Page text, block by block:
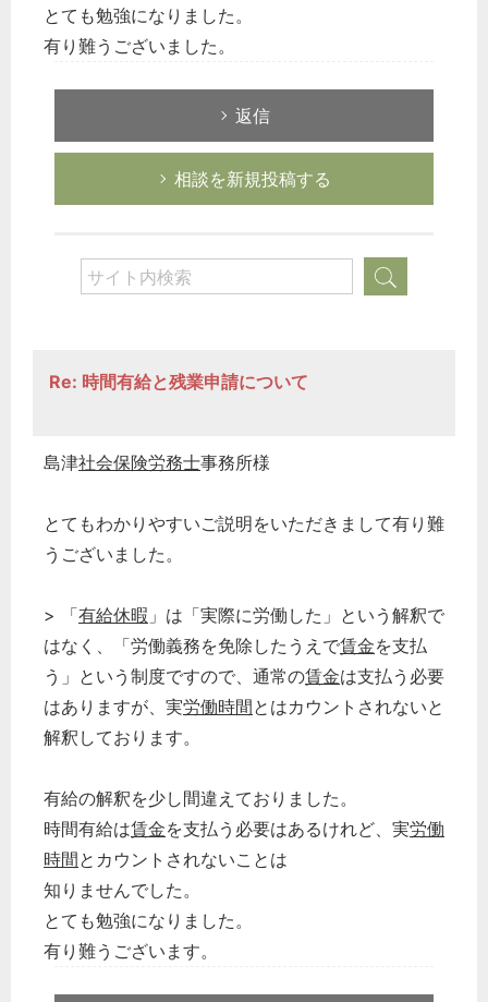
とても勉強になりました。
有り難うございました。
返信
相談を新規投稿する
Re: 時間有給と残業申請について
島津社会保険労務士事務所様
とてもわかりやすいご説明をいただきまして有り難
うございました。
> 「有給休暇 」は「実際に労働した」という解釈で
はなく、「労働義務を免除したうえで賃金を支払
う」という制度ですので、通常の賃金は支払う必要
はありますが、実労働時間とはカウントされないと
解釈しております。
有給の解釈を少し間違えておりました。
時間有給は賃金を支払う必要はあるけれど、実労働
時間とカウントされないことは
知りませんでした。
とても勉強になりました。
有り難うございます。